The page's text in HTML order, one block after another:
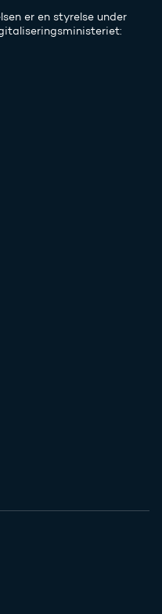
er en styrelse under